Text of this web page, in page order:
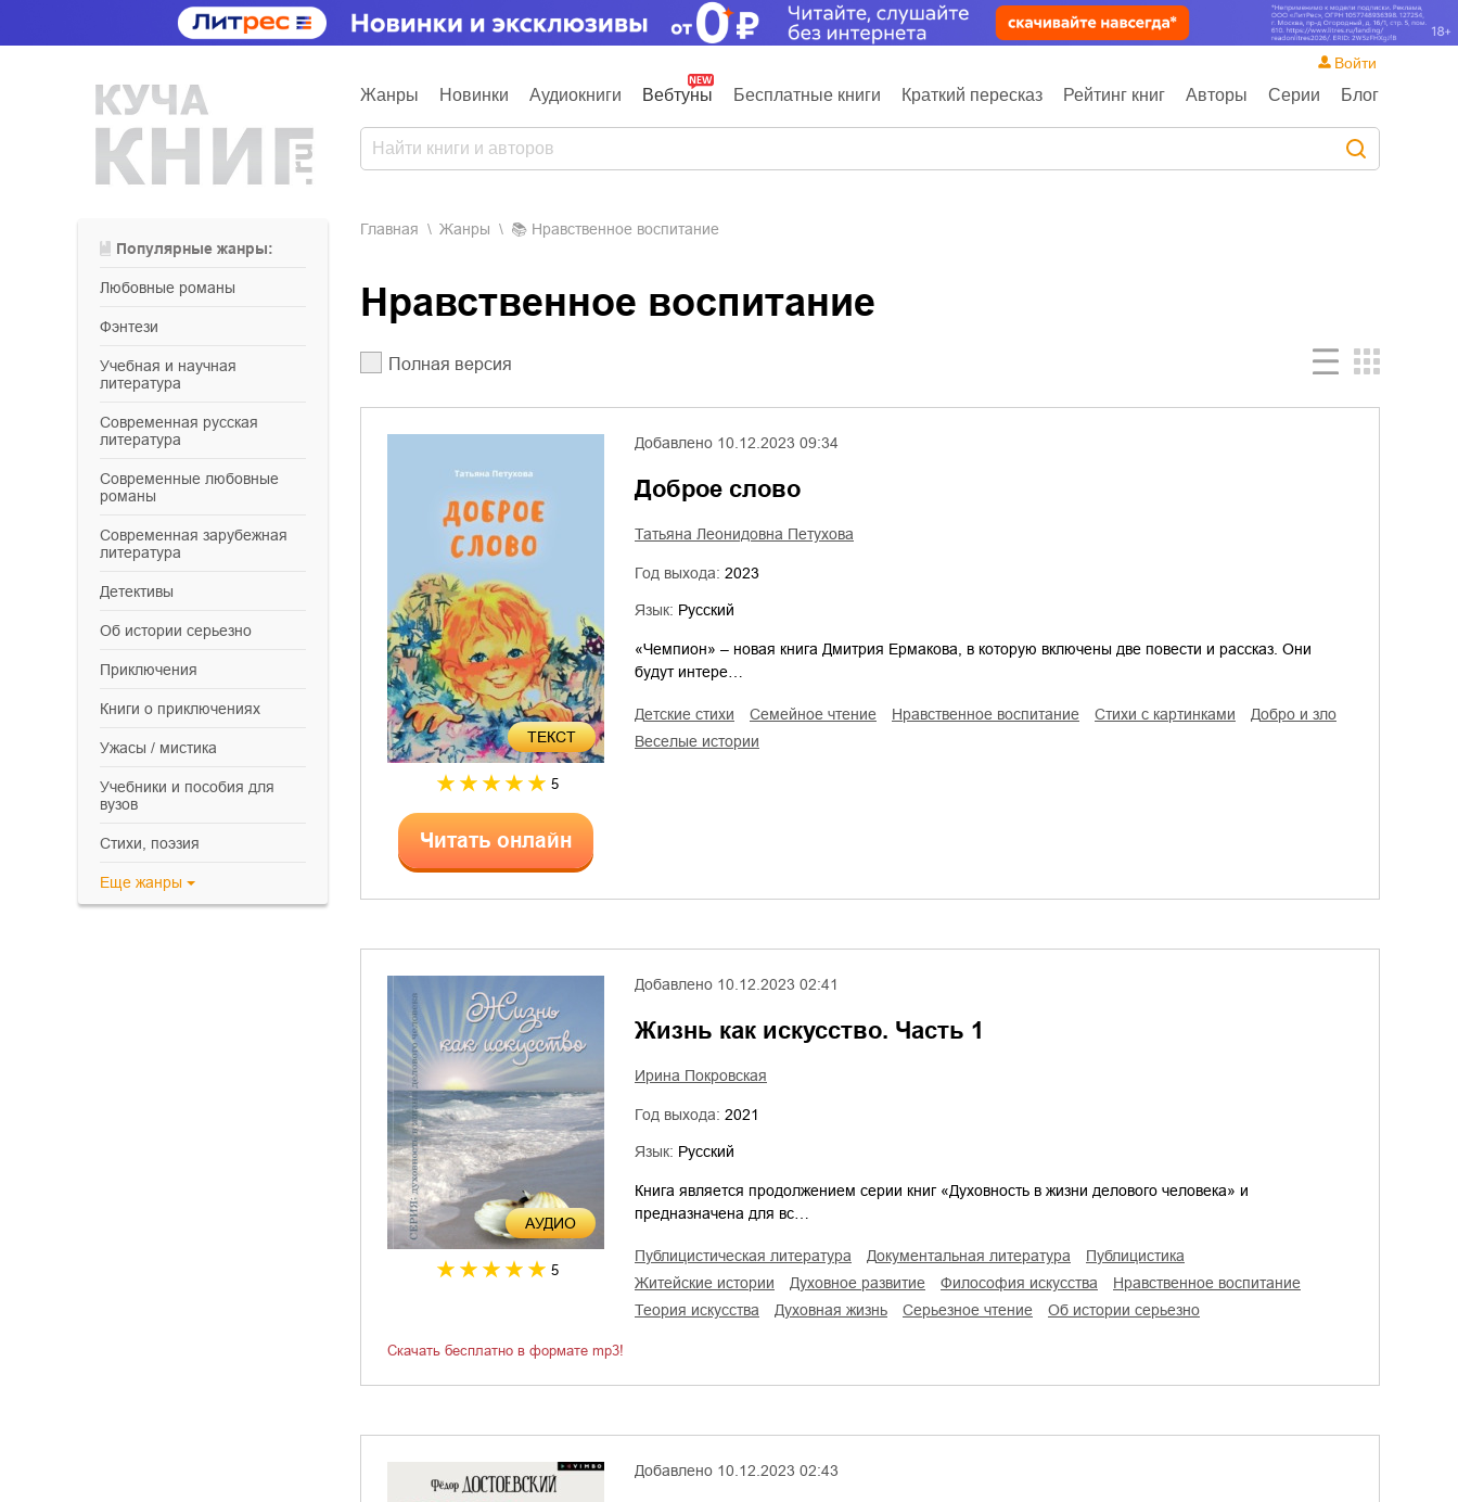
Жанры Новинки Аудиокниги Вебтуны Бесплатные книги Краткий пересказ Рейтинг книг Авторы Серии Блог
Войти
Популярные жанры:
любовные романы
фэнтези
учебная и научная
литература
современная русская
литература
современные любовные
романы
современная зарубежная
литература
детективы
об истории серьезно
приключения
книги о приключениях
ужасы / мистика
учебники и пособия для
вузов
cтихи, поэзия
Еще жанры
Главная Жанры Нравственное воспитание
Нравственное воспитание
Полная версия
ТЕКСТ
5
Читать онлайн
Добавлено 10.12.2023 09:34
Доброе слово
Татьяна Леонидовна Петухова
Год выхода: 2023
Язык: Русский
«Чемпион» – новая книга Дмитрия Ермакова, в которую включены две повести и рассказ. Они
будут интере…
детские стихи семейное чтение нравственное воспитание стихи с картинками
добро и зло
веселые истории
AУДИО
5
Добавлено 10.12.2023 02:41
Жизнь как искусство. Часть 1
Ирина Покровская
Год выхода: 2021
Язык: Русский
Книга является продолжением серии книг «Духовность в жизни делового человека» и
предназначена для вс…
публицистическая литература документальная литература
публицистика
житейские истории
духовное развитие философия искусства
нравственное воспитание
теория искусства
духовная жизнь серьезное чтение об истории серьезно
Скачать бесплатно в формате mp3!
Добавлено 10.12.2023 02:43